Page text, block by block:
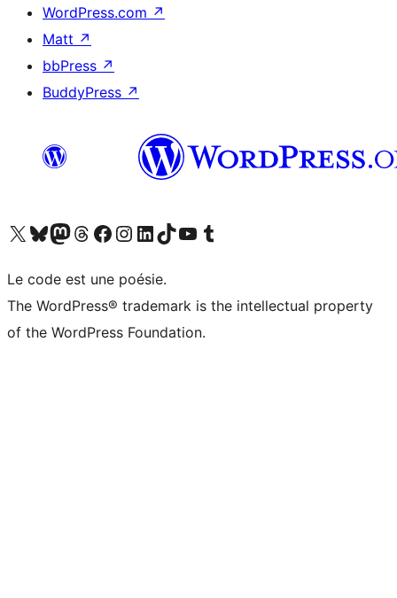
WordPress.com ↗
Matt ↗
bbPress ↗
BuddyPress ↗
Visitez notre compte X (précédemment Twitter)
Visiter notre compte Bluesky
Visiter notre compte Mastodon
Visiter notre compte Threads
Consulter notre compte Facebook
Consulter notre compte Instagram
Consulter notre compte LinkedIn
Visiter notre compte TokTok
Visiter notre chaîne YouTube
Visiter notre compte Tumblr
Le code est une poésie.
The WordPress® trademark is the intellectual property
of the WordPress Foundation.